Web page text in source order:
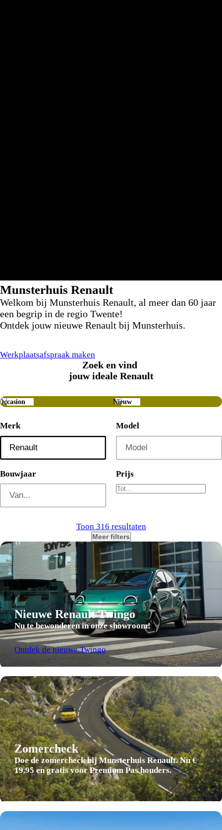
Munsterhuis Renault
Welkom bij Munsterhuis Renault, al meer dan 60 jaar
een begrip in de regio Twente!
Ontdek jouw nieuwe Renault bij Munsterhuis.
Werkplaatsafspraak maken
Zoek en vind
jouw ideale Renault
Nieuw
Merk Model
Bouwjaar Prijs
Brandstof Transmissie
Carrosserie Kilometerstand
Vestiging Voertuigsoort
Private lease prijs Zakelijke lease prijs
Basiskleur BTW/Marge
Toon 316 resultaten
Meer filters
Nieuwe Renault Twingo
Nu te bewonderen in onze showroom!
Ontdek de nieuwe Twingo
Zomercheck
Doe de zomercheck bij Munsterhuis Renault. Nu €
19,95 en gratis voor Premium Pas houders.